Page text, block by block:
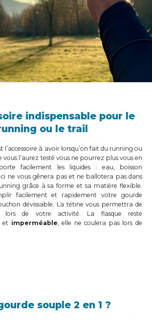
indispensable pour le
ou le trail
l’accessoire à avoir lorsqu’on fait du running ou
vous l’aurez testé vous ne pourrez plus vous en
facilement les liquides : eau, boisson
ne vous gênera pas et ne ballotera pas dans
grâce à sa forme et sa matière flexible.
facilement et rapidement votre gourde
dévissable. La tétine vous permettra de
lors de votre activité. La flasque reste
et imperméable , elle ne coulera pas lors de
souple 2 en 1 ?